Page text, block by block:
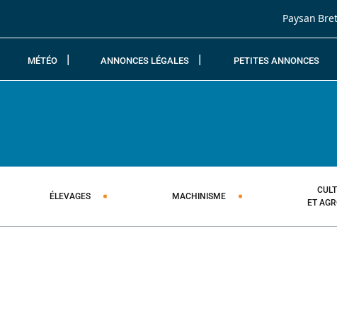
Paysan
MÉTÉO ANNONCES LÉGALES PETITES ANNONCES
ÉLEVAGES MACHINISME
ET